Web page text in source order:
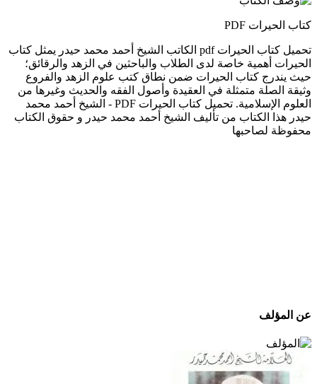
كتاب الحيرات PDF
تحميل كتاب الحيرات pdf الكاتب الشيخ أحمد محمد حيدر يمثل كتاب
الحيرات أهمية خاصة لدى الطلاب والباحثين في الزهد والرقائق؛
حيث يندرج كتاب الحيرات ضمن نطاق كتب علوم الزهد والفروع
وثيقة الصلة متمثلة في العقيدة وأصول الفقه والحديث وغيرها من
العلوم الإسلامية. تحميل كتاب الحيرات PDF - الشيخ أحمد محمد
حيدر هذا الكتاب من تأليف الشيخ أحمد محمد حيدر و حقوق الكتاب
محفوظة لصاحبها
عن المؤلف